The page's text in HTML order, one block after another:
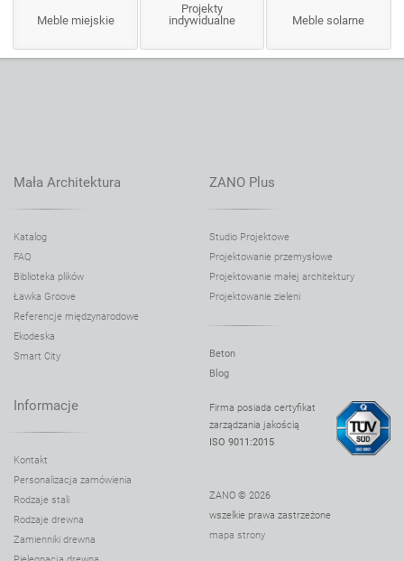
Meble miejskie
Projekty
indywidualne
Meble solarne
Mała Architektura
Katalog
FAQ
Biblioteka plików
Ławka Groove
Referencje międzynarodowe
Ekodeska
Smart City
ZANO Plus
Studio Projektowe
Projektowanie przemysłowe
Projektowanie małej architektury
Projektowanie zieleni
Beton
Blog
Informacje
Kontakt
Personalizacja zamówienia
Rodzaje stali
Rodzaje drewna
Zamienniki drewna
Firma posiada certyfikat
zarządzania jakością
ISO 9011:2015
ZANO © 2026
wszelkie prawa zastrzeżone
mapa strony